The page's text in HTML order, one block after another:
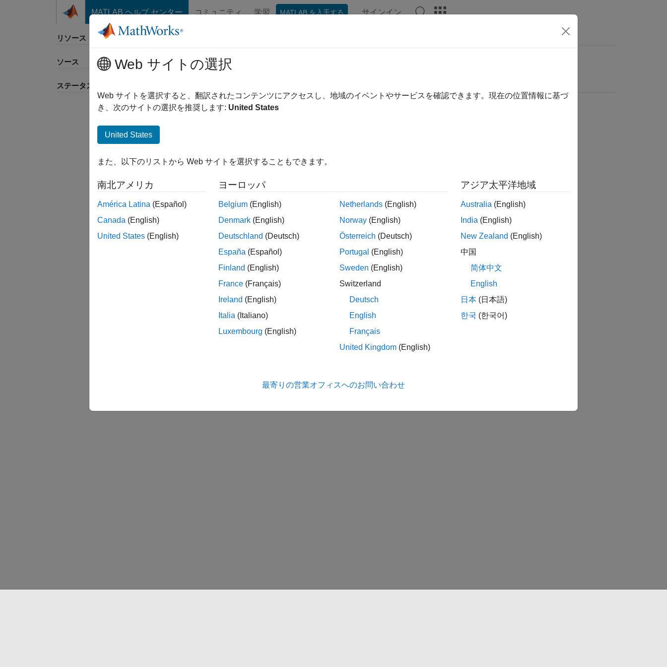
コンテンツへスキップ
MATLAB ヘルプ センター コミュニティ 学習 MATLAB を入手する サインイン
リソース
ソース
ステータス
並べ替え
Web サイトの選択
Web サイトを選択すると、翻訳されたコンテンツにアクセスし、地域のイベントやサービスを確認できます。現在の位置情報に基づ
き、次のサイトの選択を推奨します: United States
United States
また、以下のリストから Web サイトを選択することもできます。
南北アメリカ
América Latina (Español)
Canada (English)
United States (English)
ヨーロッパ
Belgium (English)
Denmark (English)
Deutschland (Deutsch)
España (Español)
Finland (English)
France (Français)
Ireland (English)
Italia (Italiano)
Luxembourg (English)
Netherlands (English)
Norway (English)
Österreich (Deutsch)
Portugal (English)
Sweden (English)
Switzerland
Deutsch
English
Français
United Kingdom (English)
アジア太平洋地域
Australia (English)
India (English)
New Zealand (English)
中国
简体中文
English
日本 (日本語)
한국 (한국어)
最寄りの営業オフィスへのお問い合わせ